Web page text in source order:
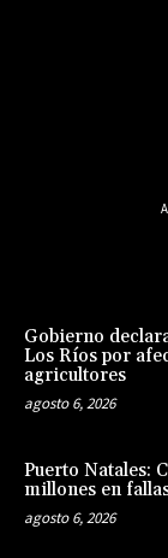
Gobierno
Los Ríos por
agricultores
agosto 6, 2026
Puerto Natales:
millones en
agosto 6, 2026